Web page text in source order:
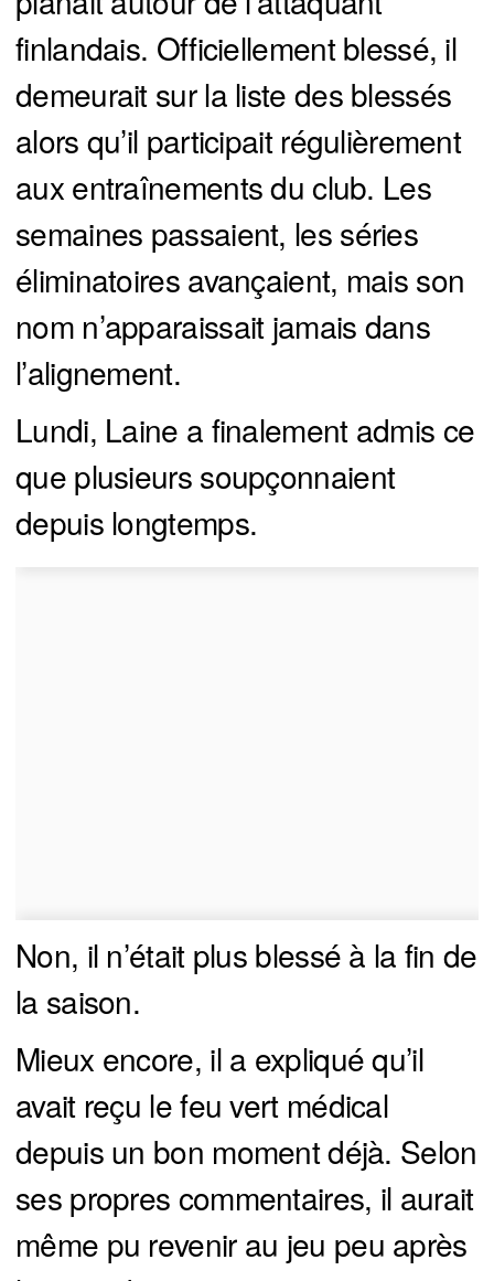
finlandais. Officiellement blessé, il
demeurait sur la liste des blessés
alors qu’il participait régulièrement
aux entraînements du club. Les
semaines passaient, les séries
éliminatoires avançaient, mais son
nom n’apparaissait jamais dans
l’alignement.
Lundi, Laine a finalement admis ce
que plusieurs soupçonnaient
depuis longtemps.
Non, il n’était plus blessé à la fin de
la saison.
Mieux encore, il a expliqué qu’il
avait reçu le feu vert médical
depuis un bon moment déjà. Selon
ses propres commentaires, il aurait
même pu revenir au jeu peu après